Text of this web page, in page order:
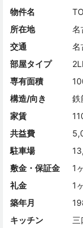
物件名
所在地
名
交通
名
部屋タイプ
専有面積
構造/向き
鉄
家賃
共益費
駐車場
敷金・保証金
1
礼金
1
築年月
キッチン
三